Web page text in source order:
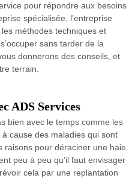
pour répondre aux besoins
spécialisée, l’entreprise
méthodes techniques et
sans tarder de la
donnerons des conseils, et
terrain.
ADS Services
bien avec le temps comme les
à cause des maladies qui sont
pour déraciner une haie.
peu à peu qu’il faut envisager
cela par une replantation